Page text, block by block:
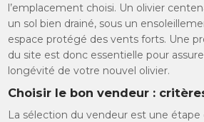
l’emplacement choisi. Un olivier
un sol bien drainé, sous un
espace protégé des vents forts. Une
du site est donc essentielle pour
longévité de votre nouvel olivier.
Choisir le bon vendeur :
La sélection du vendeur est une étape